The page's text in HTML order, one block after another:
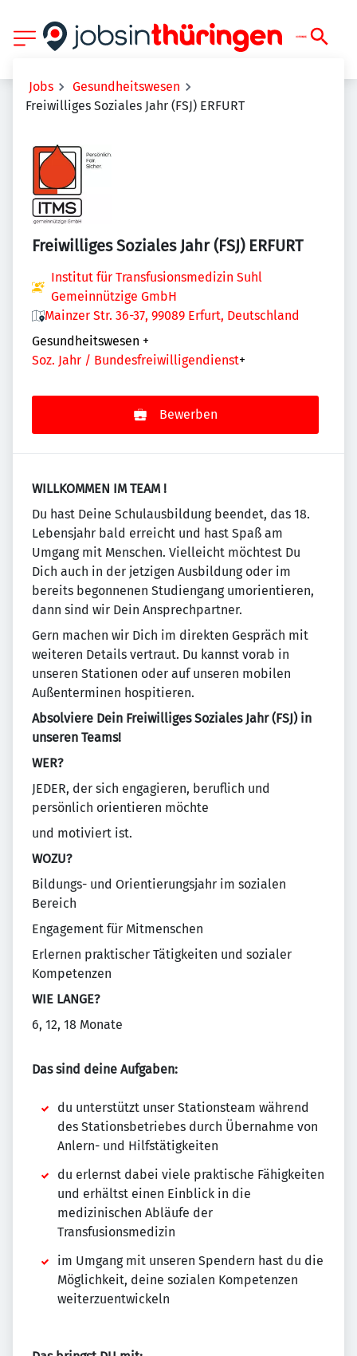
Jobs
Gesundheitswesen
Freiwilliges Soziales Jahr (FSJ) ERFURT
Freiwilliges Soziales Jahr (FSJ) ERFURT
Institut für Transfusionsmedizin Suhl
Gemeinnützige GmbH
Mainzer Str. 36-37, 99089 Erfurt, Deutschland
Gesundheitswesen +
Soz. Jahr / Bundesfreiwilligendienst+
Bewerben
WILLKOMMEN IM TEAM !
Du hast Deine Schulausbildung beendet, das 18.
Lebensjahr bald erreicht und hast Spaß am
Umgang mit Menschen. Vielleicht möchtest Du
Dich auch in der jetzigen Ausbildung oder im
bereits begonnenen Studiengang umorientieren,
dann sind wir Dein Ansprechpartner.
Gern machen wir Dich im direkten Gespräch mit
weiteren Details vertraut. Du kannst vorab in
unseren Stationen oder auf unseren mobilen
Außenterminen hospitieren.
Absolviere Dein Freiwilliges Soziales Jahr (FSJ) in
unseren Teams!
WER?
JEDER, der sich engagieren, beruflich und
persönlich orientieren möchte
und motiviert ist.
WOZU?
Bildungs- und Orientierungsjahr im sozialen
Bereich
Engagement für Mitmenschen
Erlernen praktischer Tätigkeiten und sozialer
Kompetenzen
WIE LANGE?
6, 12, 18 Monate
Das sind deine Aufgaben:
du unterstützt unser Stationsteam während
des Stationsbetriebes durch Übernahme von
Anlern- und Hilfstätigkeiten
du erlernst dabei viele praktische Fähigkeiten
und erhältst einen Einblick in die
medizinischen Abläufe der
Transfusionsmedizin
im Umgang mit unseren Spendern hast du die
Möglichkeit, deine sozialen Kompetenzen
weiterzuentwickeln